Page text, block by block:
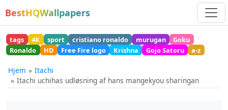
BestHQWallpapers
tags 4K sport cristiano ronaldo murugan
Goku
Ronaldo
HD Free Fire logo Krishna Gojo Satoru a-z
Hjem
Itachi
Itachi uchihas udløsning af hans mangekyou sharingan